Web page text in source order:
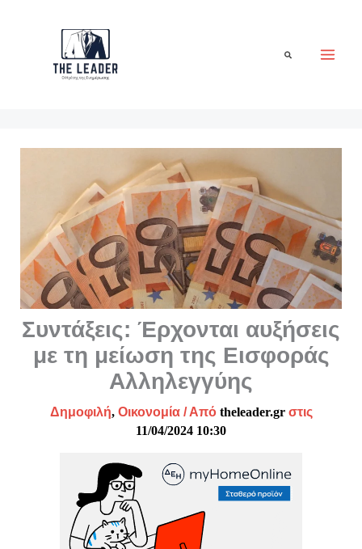
Αναζήτηση
Συντάξεις: Έρχονται αυξήσεις
με τη μείωση της Εισφοράς
Αλληλεγγύης
Δημοφιλή, Οικονομία/ Από theleader.gr στις
11/04/2024 10:30